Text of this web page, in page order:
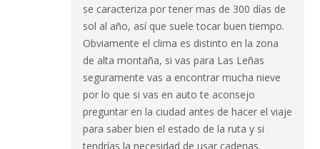
se caracteriza por tener mas de 300 días de
sol al año, así que suele tocar buen tiempo.
Obviamente el clima es distinto en la zona
de alta montaña, si vas para Las Leñas
seguramente vas a encontrar mucha nieve
por lo que si vas en auto te aconsejo
preguntar en la ciudad antes de hacer el viaje
para saber bien el estado de la ruta y si
tendrías la necesidad de usar cadenas.